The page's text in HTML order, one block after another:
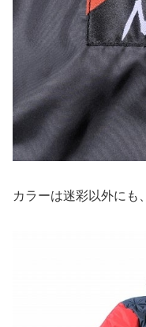
カラーは迷彩以外にも、